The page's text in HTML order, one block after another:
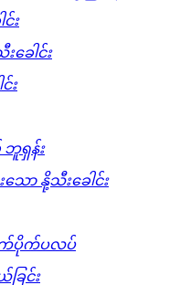
း
ခေါင်း
း
ဘူရှန်း
သော နို့သီးခေါင်း
ါက်ပိုက်ပလပ်
ခြင်း